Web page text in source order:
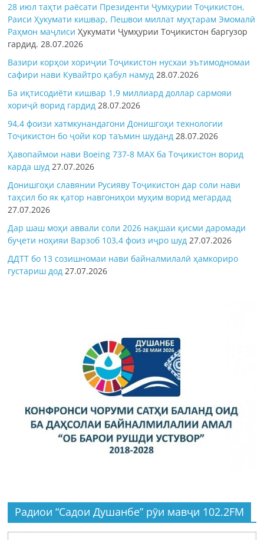
28 июл таҳти раёсати Президенти Ҷумҳурии Тоҷикистон,
Раиси Ҳукумати кишвар, Пешвои миллат муҳтарам Эмомалӣ
Раҳмон маҷлисиҲукумати Ҷумҳурии Тоҷикистон баргузор
гардид.28.07.2026
Вазири корҳои хориҷии Тоҷикистон нусхаи эътимодномаи
сафири нави Кувайтро қабул намуд 28.07.2026
Ба иқтисодиёти кишвар 1,9 миллиард доллар сармояи
хориҷӣ ворид гардид 28.07.2026
94,4 фоизи хатмкунандагони Донишгоҳи технологии
Тоҷикистон бо ҷойи кор таъмин шуданд 28.07.2026
Ҳавопаймои нави Boeing 737-8 MAX ба Тоҷикистон ворид
карда шуд 27.07.2026
Донишгоҳи славянии Русияву Тоҷикистон дар соли нави
таҳсил бо як қатор навгониҳои муҳим ворид мегардад
27.07.2026
Дар шаш моҳи аввали соли 2026 нақшаи қисми даромади
буҷети ноҳияи Варзоб 103,4 фоиз иҷро шуд 27.07.2026
ДДТТ бо 13 созишномаи нави байналмилалӣ ҳамкориро
густариш дод 27.07.2026
Радиои “Садои Душанбе” рӯи мавҷи 102.2FM